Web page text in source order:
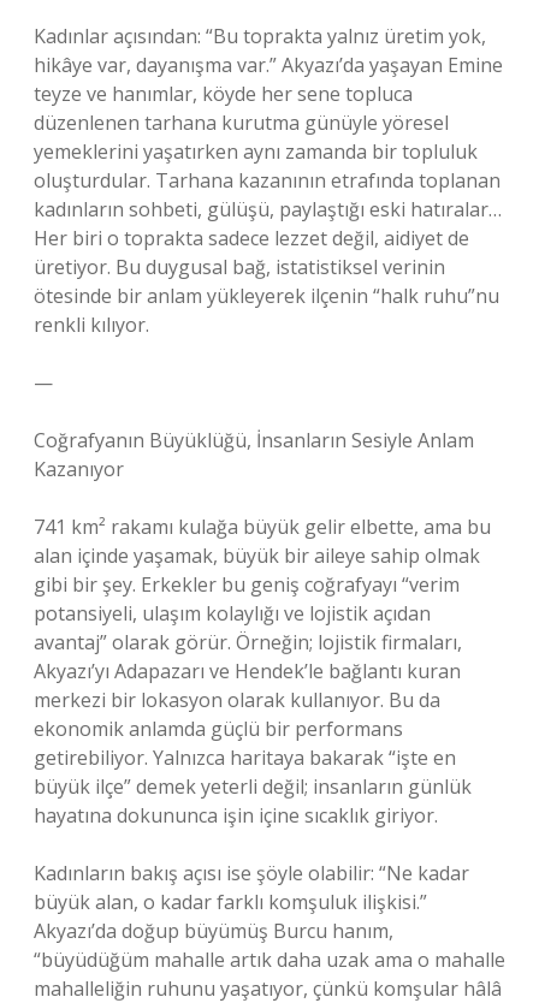
Kadınlar açısından: “Bu toprakta yalnız üretim yok,
hikâye var, dayanışma var.” Akyazı’da yaşayan Emine
teyze ve hanımlar, köyde her sene topluca
düzenlenen tarhana kurutma günüyle yöresel
yemeklerini yaşatırken aynı zamanda bir topluluk
oluşturdular. Tarhana kazanının etrafında toplanan
kadınların sohbeti, gülüşü, paylaştığı eski hatıralar…
Her biri o toprakta sadece lezzet değil, aidiyet de
üretiyor. Bu duygusal bağ, istatistiksel verinin
ötesinde bir anlam yükleyerek ilçenin “halk ruhu”nu
renkli kılıyor.
—
Coğrafyanın Büyüklüğü, İnsanların Sesiyle Anlam
Kazanıyor
741 km² rakamı kulağa büyük gelir elbette, ama bu
alan içinde yaşamak, büyük bir aileye sahip olmak
gibi bir şey. Erkekler bu geniş coğrafyayı “verim
potansiyeli, ulaşım kolaylığı ve lojistik açıdan
avantaj” olarak görür. Örneğin; lojistik firmaları,
Akyazı’yı Adapazarı ve Hendek’le bağlantı kuran
merkezi bir lokasyon olarak kullanıyor. Bu da
ekonomik anlamda güçlü bir performans
getirebiliyor. Yalnızca haritaya bakarak “işte en
büyük ilçe” demek yeterli değil; insanların günlük
hayatına dokununca işin içine sıcaklık giriyor.
Kadınların bakış açısı ise şöyle olabilir: “Ne kadar
büyük alan, o kadar farklı komşuluk ilişkisi.”
Akyazı’da doğup büyümüş Burcu hanım,
“büyüdüğüm mahalle artık daha uzak ama o mahalle
mahalleliğin ruhunu yaşatıyor, çünkü komşular hâlâ